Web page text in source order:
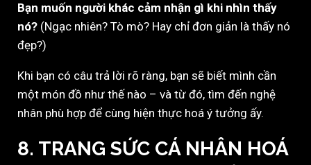
Bạn muốn người khác cảm nhận gì khi nhìn thấy
nó? (Ngạc nhiên? Tò mò? Hay chỉ đơn giản là thấy nó
đẹp?)
Khi bạn có câu trả lời rõ ràng, bạn sẽ biết mình cần
một món đồ như thế nào – và từ đó, tìm đến nghệ
nhân phù hợp để cùng hiện thực hoá ý tưởng ấy.
8. TRANG SỨC CÁ NHÂN HOÁ